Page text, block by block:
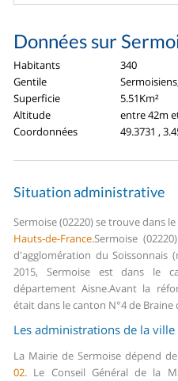
Données sur
Habitants
340
Gentile
Superficie
5.51Km²
Altitude
entre 42m
Coordonnées
49.3731 ,
Situation administrative
Sermoise (02220) se trouve dans
Hauts-de-France.Sermoise
d'agglomération du Soissonnais
2015, Sermoise est dans le
département Aisne.Avant la
était dans le canton N°4 de
Les administrations de la ville
La Mairie de Sermoise dépend
02. Le Conseil Général de la